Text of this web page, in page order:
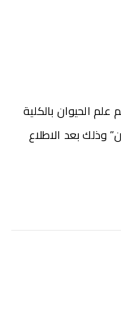
قسم علم الحيوان بالكلية
الحيوان” وذلك بعد الاطلاع